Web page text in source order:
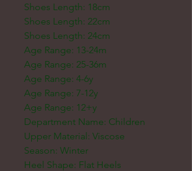
Shoes Length: 18cm
Shoes Length: 22cm
Shoes Length: 24cm
Age Range: 13-24m
Age Range: 25-36m
Age Range: 4-6y
Age Range: 7-12y
Age Range: 12+y
Department Name: Children
Upper Material: Viscose
Season: Winter
Heel Shape: Flat Heels